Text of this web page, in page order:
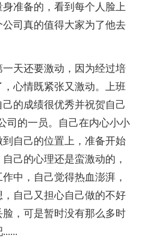
准备的，看到每个人脸上
司真的值得大家为了他去
天还要激动，因为经过培
心情既紧张又激动。上班
的成绩很优秀并祝贺自己
司的一员。自己在内心小小
自己的位置上，准备开始
己的心理还是蛮激动的，
中，自己觉得热血澎湃，
自己又担心自己做的不好
，可是暂时没有那么多时